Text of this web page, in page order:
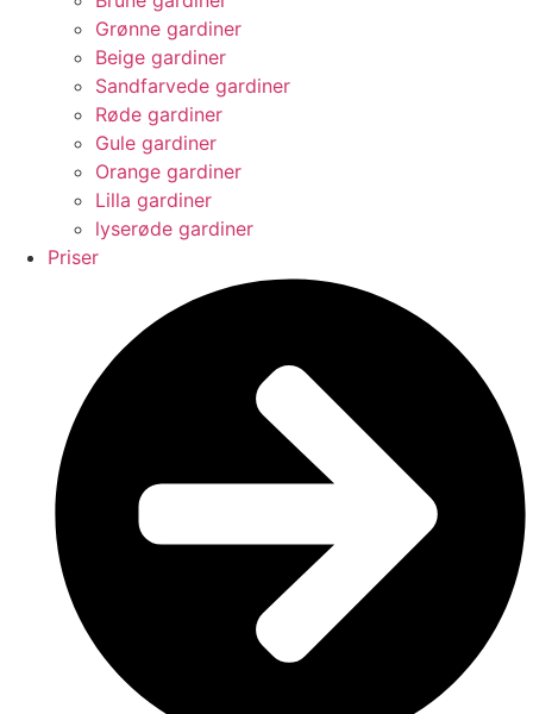
Grønne gardiner
Beige gardiner
Sandfarvede gardiner
Røde gardiner
Gule gardiner
Orange gardiner
Lilla gardiner
lyserøde gardiner
Priser